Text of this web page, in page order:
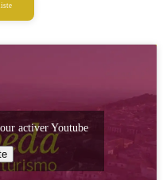
activer Youtube